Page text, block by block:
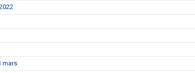
mars